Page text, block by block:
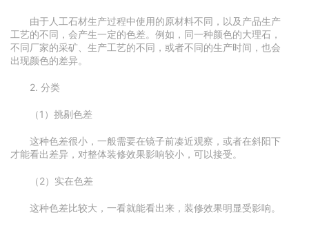
由于人工石材生产过程中使用的原材料不同，以及产品生产
工艺的不同，会产生一定的色差。例如，同一种颜色的大理石，
不同厂家的采矿、生产工艺的不同，或者不同的生产时间，也会
出现颜色的差异。
2. 分类
（1）挑剔色差
这种色差很小，一般需要在镜子前凑近观察，或者在斜阳下
才能看出差异，对整体装修效果影响较小，可以接受。
（2）实在色差
这种色差比较大，一看就能看出来，装修效果明显受影响。